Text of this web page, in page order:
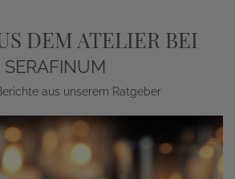
DEM ATELIER BEI
SERAFINUM
aus unserem Ratgeber